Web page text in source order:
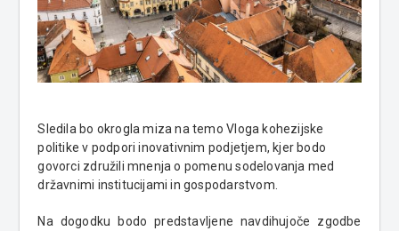
Sledila bo okrogla miza na temo Vloga kohezijske
politike v podpori inovativnim podjetjem, kjer bodo
govorci združili mnenja o pomenu sodelovanja med
državnimi institucijami in gospodarstvom.
Na dogodku bodo predstavljene navdihujoče zgodbe